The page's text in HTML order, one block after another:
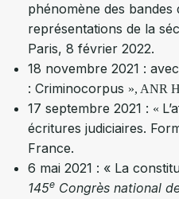
phénomène des
représentations de la
Paris, 8 février 2022.
18 novembre 2021 :
: Criminocorpus », ANR
17 septembre 2021 : «
écritures judiciaires.
France.
6 mai 2021 : « La
145e Congrès national